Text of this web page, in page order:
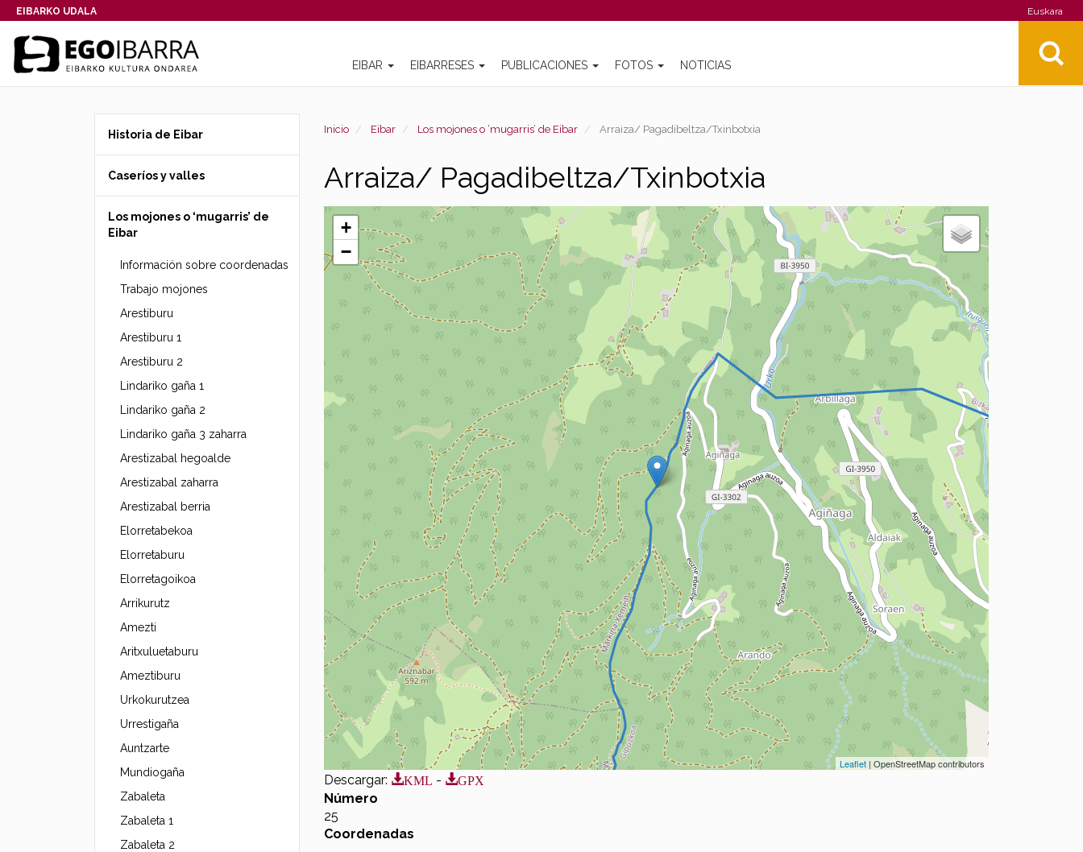
EIBARKO UDALA Euskara
EIBAR EIBARRESES PUBLICACIONES FOTOS NOTICIAS
Inicio Eibar Los mojones o ‘mugarris’ de Eibar Arraiza/ Pagadibeltza/Txinbotxia
Arraiza/ Pagadibeltza/Txinbotxia
+
−
Leaflet | OpenStreetMap contributors
Descargar: KML -
GPX
Número
25
Coordenadas
Historia de Eibar
Caseríos y valles
Los mojones o ‘mugarris’ de
Eibar
Información sobre coordenadas
Trabajo mojones
Arestiburu
Arestiburu 1
Arestiburu 2
Lindariko gaña 1
Lindariko gaña 2
Lindariko gaña 3 zaharra
Arestizabal hegoalde
Arestizabal zaharra
Arestizabal berria
Elorretabekoa
Elorretaburu
Elorretagoikoa
Arrikurutz
Amezti
Aritxuluetaburu
Ameztiburu
Urkokurutzea
Urrestigaña
Auntzarte
Mundiogaña
Zabaleta
Zabaleta 1
Zabaleta 2